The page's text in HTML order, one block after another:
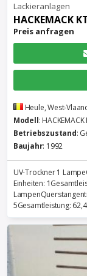
Lackieranlagen
Preis anfragen
Heule, West-
Modell:
Betriebszustand:
Baujahr: 1992
UV-Trockner 1
Einheiten:
5Gesamtleistung: